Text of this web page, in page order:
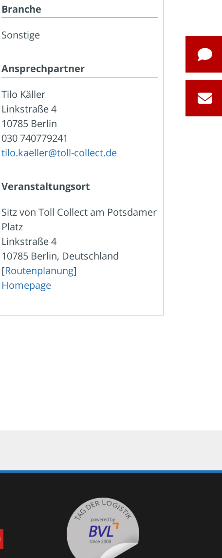
Branche
Sonstige
Ansprechpartner
Tilo Käller
Linkstraße 4
10785 Berlin
030 740779241
tilo.kaeller@toll-collect.de
Veranstaltungsort
Sitz von Toll Collect am Potsdamer
Platz
Linkstraße 4
10785 Berlin, Deutschland
[Routenplanung]
Homepage